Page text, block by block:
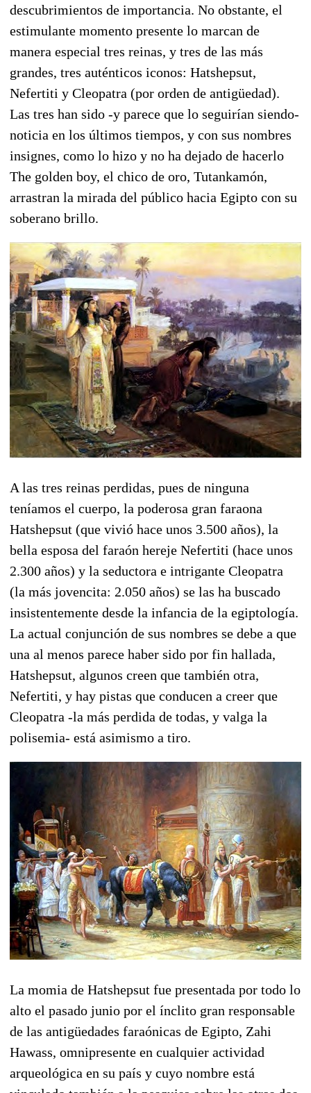
descubrimientos de importancia. No obstante, el
estimulante momento presente lo marcan de
manera especial tres reinas, y tres de las más
grandes, tres auténticos iconos: Hatshepsut,
Nefertiti y Cleopatra (por orden de antigüedad).
Las tres han sido -y parece que lo seguirían siendo-
noticia en los últimos tiempos, y con sus nombres
insignes, como lo hizo y no ha dejado de hacerlo
The golden boy, el chico de oro, Tutankamón,
arrastran la mirada del público hacia Egipto con su
soberano brillo.
A las tres reinas perdidas, pues de ninguna
teníamos el cuerpo, la poderosa gran faraona
Hatshepsut (que vivió hace unos 3.500 años), la
bella esposa del faraón hereje Nefertiti (hace unos
2.300 años) y la seductora e intrigante Cleopatra
(la más jovencita: 2.050 años) se las ha buscado
insistentemente desde la infancia de la egiptología.
La actual conjunción de sus nombres se debe a que
una al menos parece haber sido por fin hallada,
Hatshepsut, algunos creen que también otra,
Nefertiti, y hay pistas que conducen a creer que
Cleopatra -la más perdida de todas, y valga la
polisemia- está asimismo a tiro.
La momia de Hatshepsut fue presentada por todo lo
alto el pasado junio por el ínclito gran responsable
de las antigüedades faraónicas de Egipto, Zahi
Hawass, omnipresente en cualquier actividad
arqueológica en su país y cuyo nombre está